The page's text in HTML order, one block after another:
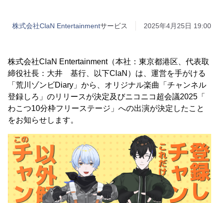
株式会社ClaN Entertainmentサービス 2025年4月25日 19:00
株式会社ClaN Entertainment（本社：東京都港区、代表取
締役社⻑：⼤井 基⾏、以下ClaN）は、運営を⼿がける
「荒川ゾンビDiary」から、オリジナル楽曲「チャンネル
登録しろ」のリリースが決定及びニコニコ超会議2025「
わこつ10分枠フリーステージ」への出演が決定したこと
をお知らせします。